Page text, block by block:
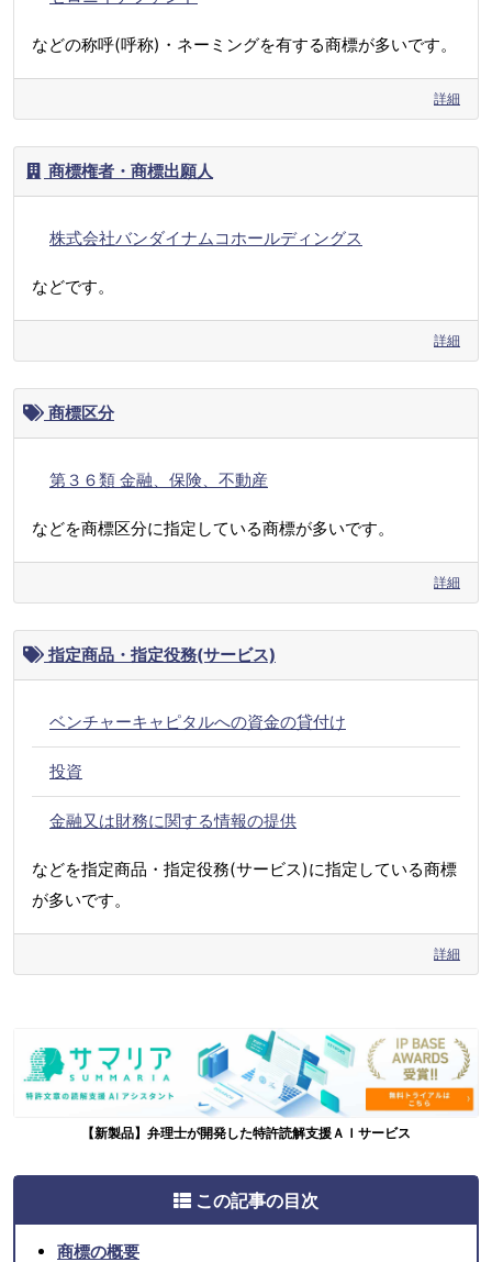
などの称呼(呼称)・ネーミングを有する商標が多いです。
詳細
商標権者・商標出願人
株式会社バンダイナムコホールディングス
などです。
詳細
商標区分
第３６類 金融、保険、不動産
などを商標区分に指定している商標が多いです。
詳細
指定商品・指定役務(サービス)
ベンチャーキャピタルへの資金の貸付け
投資
金融又は財務に関する情報の提供
などを指定商品・指定役務(サービス)に指定している商標
が多いです。
詳細
【新製品】弁理士が開発した特許読解支援ＡＩサービス
この記事の目次
商標の概要